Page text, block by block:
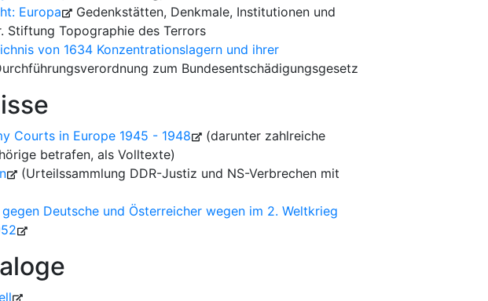
Europa
Gedenkstätten, Denkmale, Institutionen und
Stiftung Topographie des Terrors
von 1634 Konzentrationslagern und ihrer
zum Bundesentschädigungsgesetz
Courts in Europe 1945 - 1948
(darunter zahlreiche
betrafen, als Volltexte)
(Urteilssammlung DDR-Justiz und NS-Verbrechen mit
Deutsche und Österreicher wegen im 2. Weltkrieg